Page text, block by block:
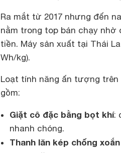
Ra mắt từ 2017 nhưng đến
nằm trong top bán chạy nhờ
tiền. Máy sản xuất tại Thái
Wh/kg).
Loạt tính năng ấn tượng trên
gồm:
Giặt cô đặc bằng bọt khí:
nhanh chóng.
Thanh lăn kép chống